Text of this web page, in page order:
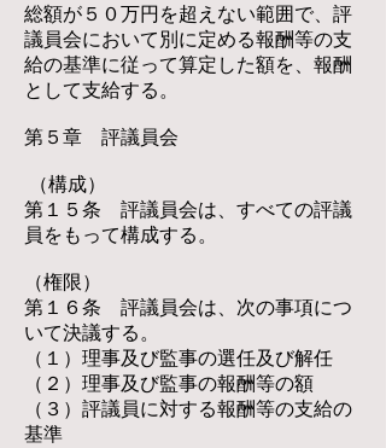
総額が５０万円を超えない範囲で、評
議員会において別に定める報酬等の支
給の基準に従って算定した額を、報酬
として支給する。
第５章 評議員会
（構成）
第１５条 評議員会は、すべての評議
員をもって構成する。
（権限）
第１６条 評議員会は、次の事項につ
いて決議する。
（１）理事及び監事の選任及び解任
（２）理事及び監事の報酬等の額
（３）評議員に対する報酬等の支給の
基準